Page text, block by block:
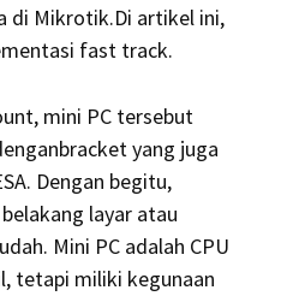
di Mikrotik.Di artikel ini,
fast track.
mini PC tersebut
yang juga
Dengan begitu,
layar atau
Mini PC adalah CPU
tetapi miliki kegunaan